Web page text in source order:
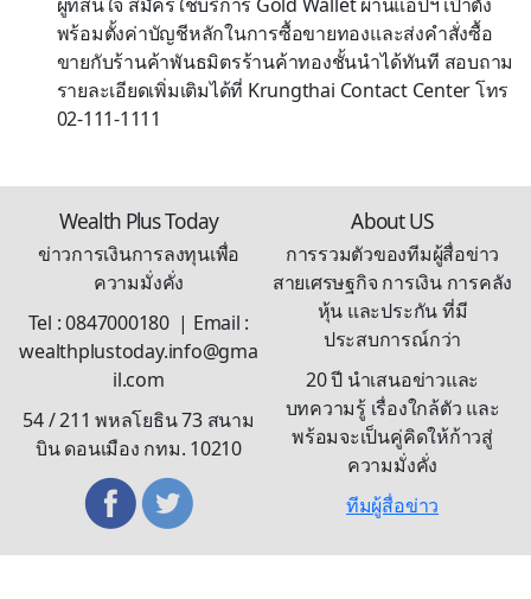
พร้อมตั้งค่าบัญชีหลักในการซื้อขายทองและส่งคำสั่งซื้อ
ขายกับร้านค้าพันธมิตรร้านค้าทองชั้นนำได้ทันที สอบถาม
รายละเอียดเพิ่มเติมได้ที่ Krungthai Contact Center โทร
02-111-1111
Wealth Plus Today
ข่าวการเงินการลงทุนเพื่อ
ความมั่งคั่ง
Tel : 0847000180 | Email :
wealthplustoday.info@gma
il.com
54 / 211 พหลโยธิน 73 สนาม
บิน ดอนเมือง กทม. 10210
About US
การรวมตัวของทีมผู้สื่อข่าว
สายเศรษฐกิจ การเงิน การคลัง
หุ้น และประกัน ที่มี
ประสบการณ์กว่า
20 ปี นำเสนอข่าวและ
บทความรู้ เรื่องใกล้ตัว และ
พร้อมจะเป็นคู่คิดให้ก้าวสู่
ความมั่งคั่ง
ทีมผู้สื่อข่าว